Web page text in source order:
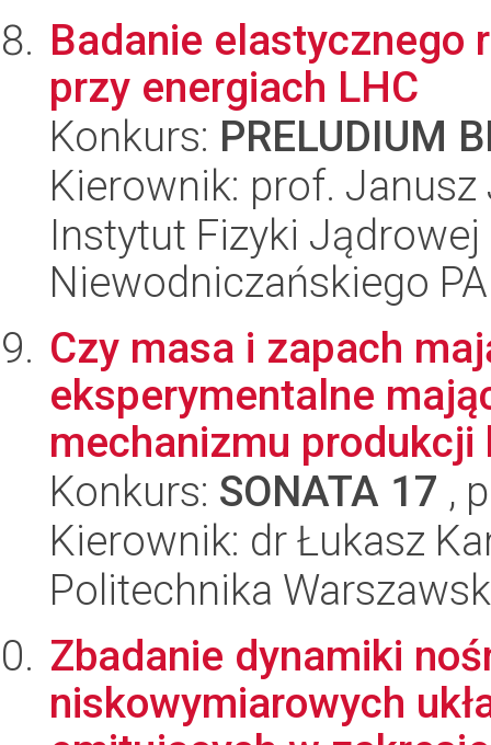
Badanie elastycznego
przy energiach LHC
Konkurs: PRELUDIUM
Kierownik: prof.
Instytut Fizyki
Niewodniczańskiego
Czy masa i zapach
eksperymentalne
mechanizmu produkcji
Konkurs: SONATA 17 ,
Kierownik: dr Łukasz
Politechnika
Zbadanie dynamiki
niskowymiarowych